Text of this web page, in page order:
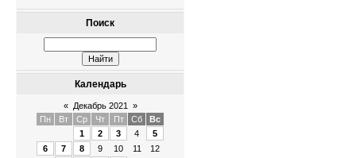
Поиск
Календарь
« Декабрь 2021
»
Пн
Вт Ср Чт Пт Сб
Вс
1
2 3 4
5
6
7 8 9 10 11
12